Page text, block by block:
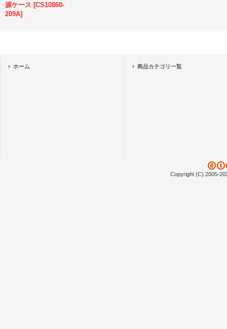
源ケース [CS10860-
209A]
ホーム 商品カテゴリ一覧
Copyright (C) 2005-